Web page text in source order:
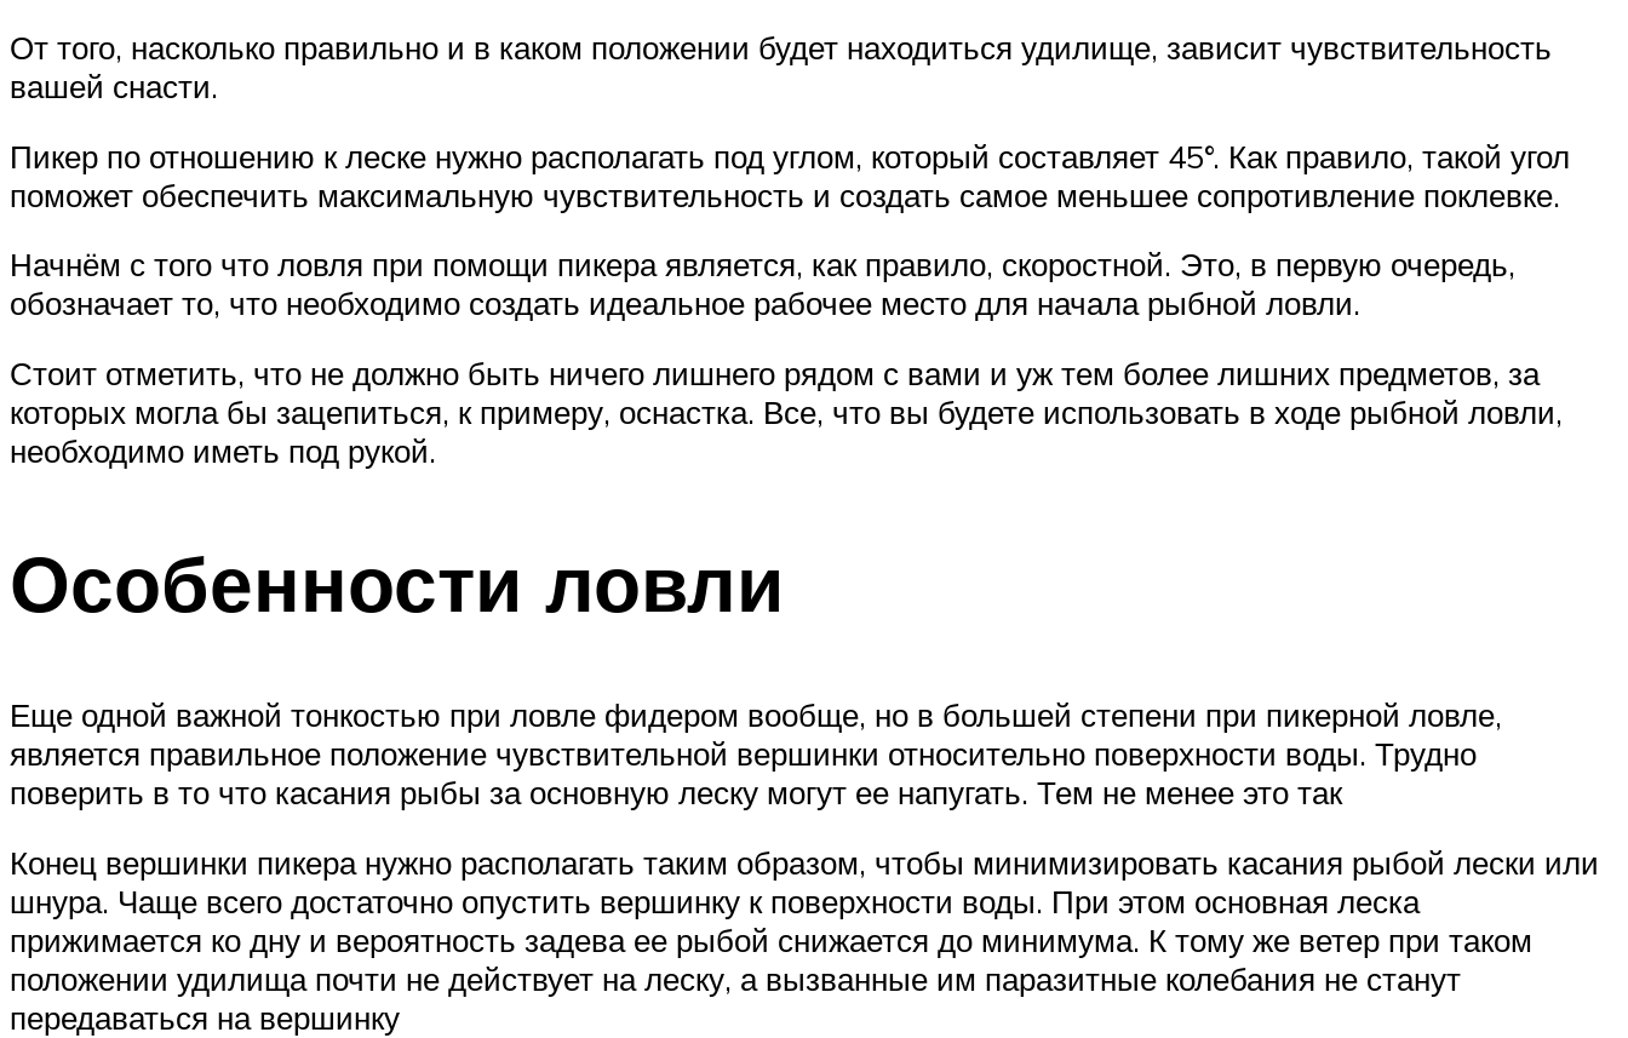
От того, насколько правильно и в каком положении будет находиться удилище, зависит чувствительность
вашей снасти.
Пикер по отношению к леске нужно располагать под углом, который составляет 45°. Как правило, такой угол
поможет обеспечить максимальную чувствительность и создать самое меньшее сопротивление поклевке.
Начнём с того что ловля при помощи пикера является, как правило, скоростной. Это, в первую очередь,
обозначает то, что необходимо создать идеальное рабочее место для начала рыбной ловли.
Стоит отметить, что не должно быть ничего лишнего рядом с вами и уж тем более лишних предметов, за
которых могла бы зацепиться, к примеру, оснастка. Все, что вы будете использовать в ходе рыбной ловли,
необходимо иметь под рукой.
Особенности ловли
Еще одной важной тонкостью при ловле фидером вообще, но в большей степени при пикерной ловле,
является правильное положение чувствительной вершинки относительно поверхности воды. Трудно
поверить в то что касания рыбы за основную леску могут ее напугать. Тем не менее это так
Конец вершинки пикера нужно располагать таким образом, чтобы минимизировать касания рыбой лески или
шнура. Чаще всего достаточно опустить вершинку к поверхности воды. При этом основная леска
прижимается ко дну и вероятность задева ее рыбой снижается до минимума. К тому же ветер при таком
положении удилища почти не действует на леску, а вызванные им паразитные колебания не станут
передаваться на вершинку